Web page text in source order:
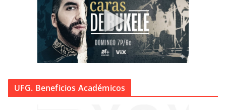
UFG. Beneficios Académicos